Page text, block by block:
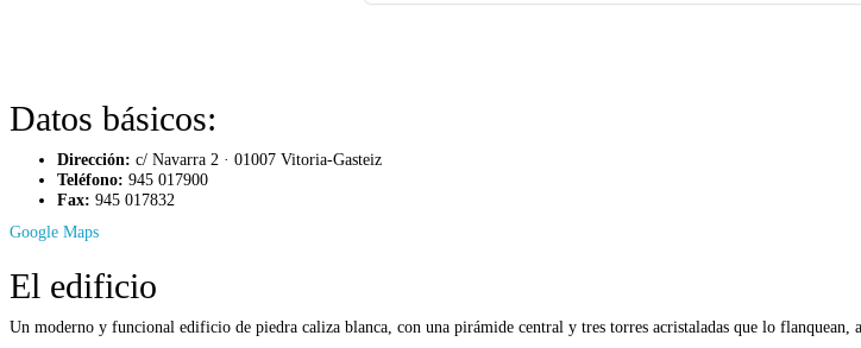
Datos básicos:
Dirección: c/ Navarra 2 · 01007 Vitoria-Gasteiz
Teléfono: 945 017900
Fax: 945 017832
Google Maps
El edificio
Un moderno y funcional edificio de piedra caliza blanca, con una pirámide central y tres torres acristaladas que lo flanquean,